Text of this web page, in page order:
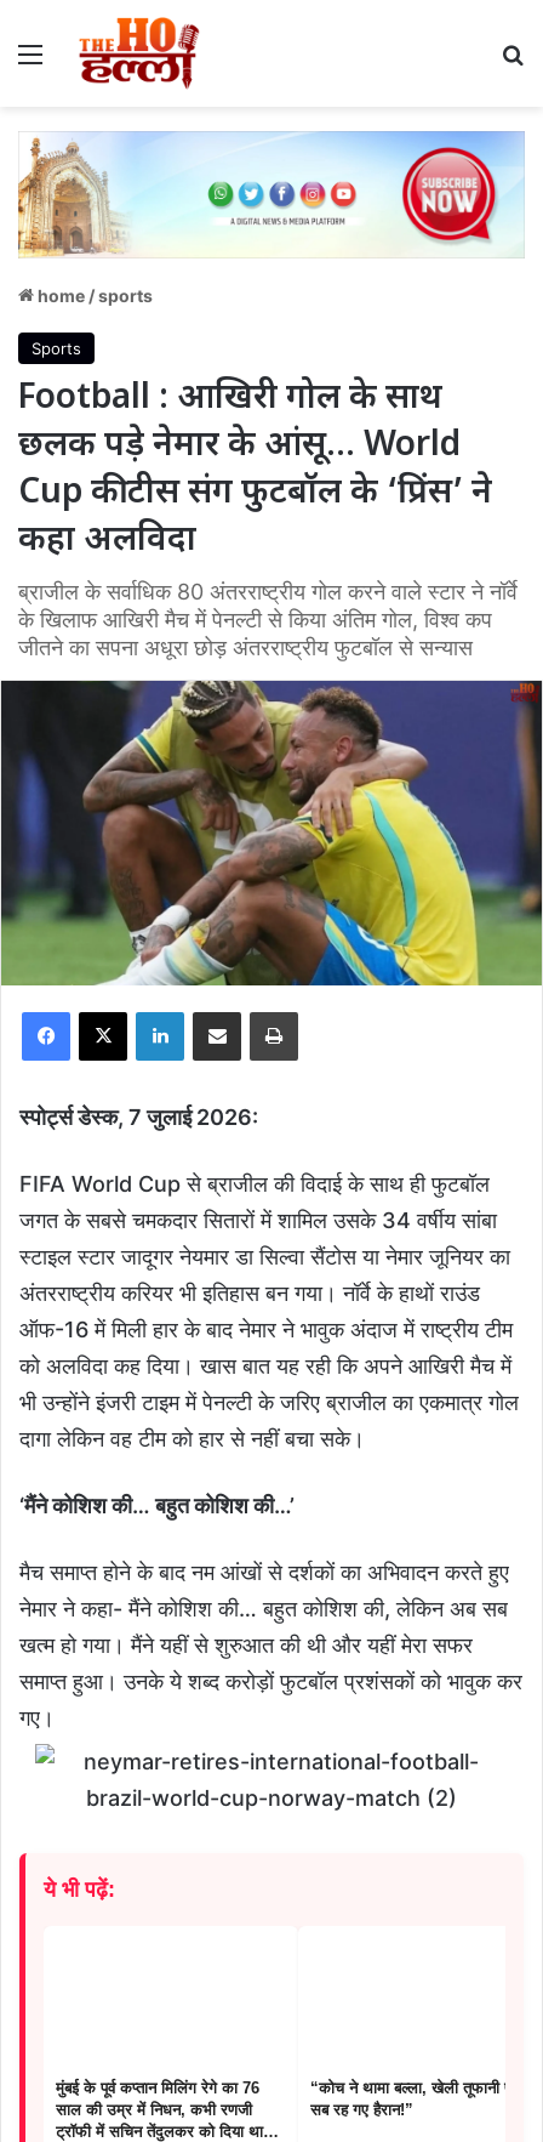
Menu
home /sports
Sports
Football : आखिरी गोल के साथ
छलक पड़े नेमार के आंसू… World
Cup की टीस संग फुटबॉल के ‘प्रिंस’ ने
कहा अलविदा
ब्राजील के सर्वाधिक 80 अंतरराष्ट्रीय गोल करने वाले स्टार ने नॉर्वे
के खिलाफ आखिरी मैच में पेनल्टी से किया अंतिम गोल, विश्व कप
जीतने का सपना अधूरा छोड़ अंतरराष्ट्रीय फुटबॉल से सन्यास
Facebook
X LinkedInShare via Email Print
स्पोर्ट्स डेस्क, 7 जुलाई 2026:
FIFA World Cup से ब्राजील की विदाई के साथ ही फुटबॉल
जगत के सबसे चमकदार सितारों में शामिल उसके 34 वर्षीय सांबा
स्टाइल स्टार जादूगर नेयमार डा सिल्वा सैंटोस या नेमार जूनियर का
अंतरराष्ट्रीय करियर भी इतिहास बन गया। नॉर्वे के हाथों राउंड
ऑफ-16 में मिली हार के बाद नेमार ने भावुक अंदाज में राष्ट्रीय टीम
को अलविदा कह दिया। खास बात यह रही कि अपने आखिरी मैच में
भी उन्होंने इंजरी टाइम में पेनल्टी के जरिए ब्राजील का एकमात्र गोल
दागा लेकिन वह टीम को हार से नहीं बचा सके।
‘मैंने कोशिश की… बहुत कोशिश की…’
मैच समाप्त होने के बाद नम आंखों से दर्शकों का अभिवादन करते हुए
नेमार ने कहा- मैंने कोशिश की… बहुत कोशिश की, लेकिन अब सब
खत्म हो गया। मैंने यहीं से शुरुआत की थी और यहीं मेरा सफर
समाप्त हुआ। उनके ये शब्द करोड़ों फुटबॉल प्रशंसकों को भावुक कर
गए।
ये भी पढ़ें:
मुंबई के पूर्व कप्तान मिलिंग रेगे का 76
साल की उम्र में निधन, कभी रणजी
ट्रॉफी में सचिन तेंदुलकर को दिया था
“कोच ने थामा बल्ला, खेली तूफानी पारी,
सब रह गए हैरान!”